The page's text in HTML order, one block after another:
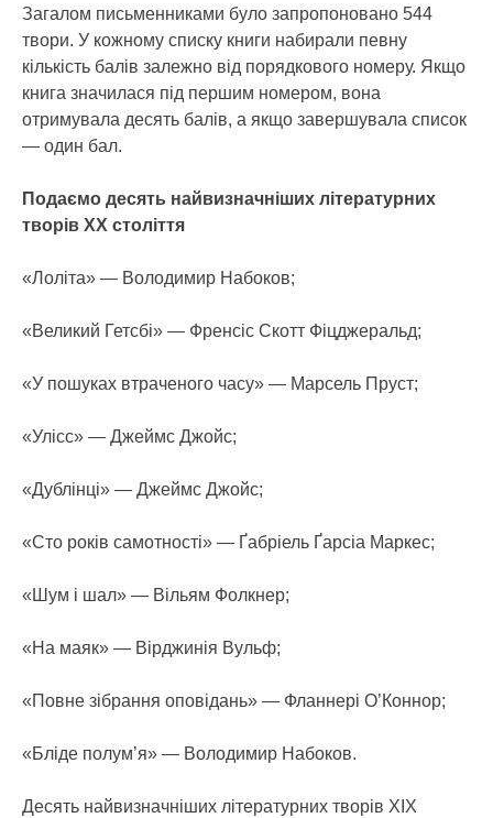
Загалом письменниками було запропоновано 544
твори. У кожному списку книги набирали певну
кількість балів залежно від порядкового номеру. Якщо
книга значилася під першим номером, вона
отримувала десять балів, а якщо завершувала список
— один бал.
Подаємо десять найвизначніших літературних
творів ХХ століття
«Лоліта» — Володимир Набоков;
«Великий Гетсбі» — Френсіс Скотт Фіцджеральд;
«У пошуках втраченого часу» — Марсель Пруст;
«Улісс» — Джеймс Джойс;
«Дублінці» — Джеймс Джойс;
«Сто років самотності» — Ґабріель Ґарсіа Маркес;
«Шум і шал» — Вільям Фолкнер;
«На маяк» — Вірджинія Вульф;
«Повне зібрання оповідань» — Фланнері О’Коннор;
«Бліде полум’я» — Володимир Набоков.
Десять найвизначніших літературних творів ХIХ